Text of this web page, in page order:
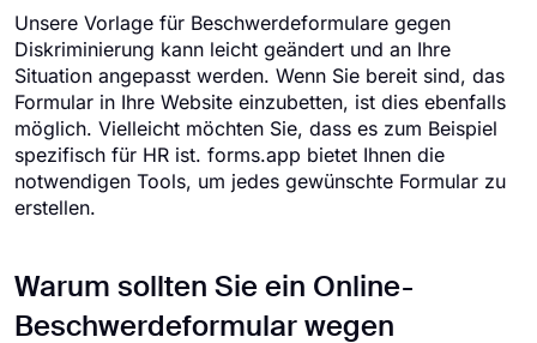
Unsere Vorlage für Beschwerdeformulare gegen
Diskriminierung kann leicht geändert und an Ihre
Situation angepasst werden. Wenn Sie bereit sind, das
Formular in Ihre Website einzubetten, ist dies ebenfalls
möglich. Vielleicht möchten Sie, dass es zum Beispiel
spezifisch für HR ist. forms.app bietet Ihnen die
notwendigen Tools, um jedes gewünschte Formular zu
erstellen.
Warum sollten Sie ein Online-
Beschwerdeformular wegen